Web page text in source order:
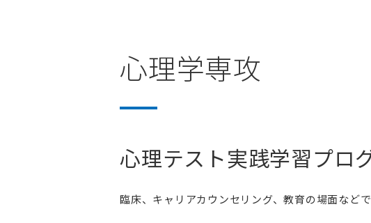
心理学専攻
心理テスト実践学習プロ
臨床、キャリアカウンセリング、教育の場面など